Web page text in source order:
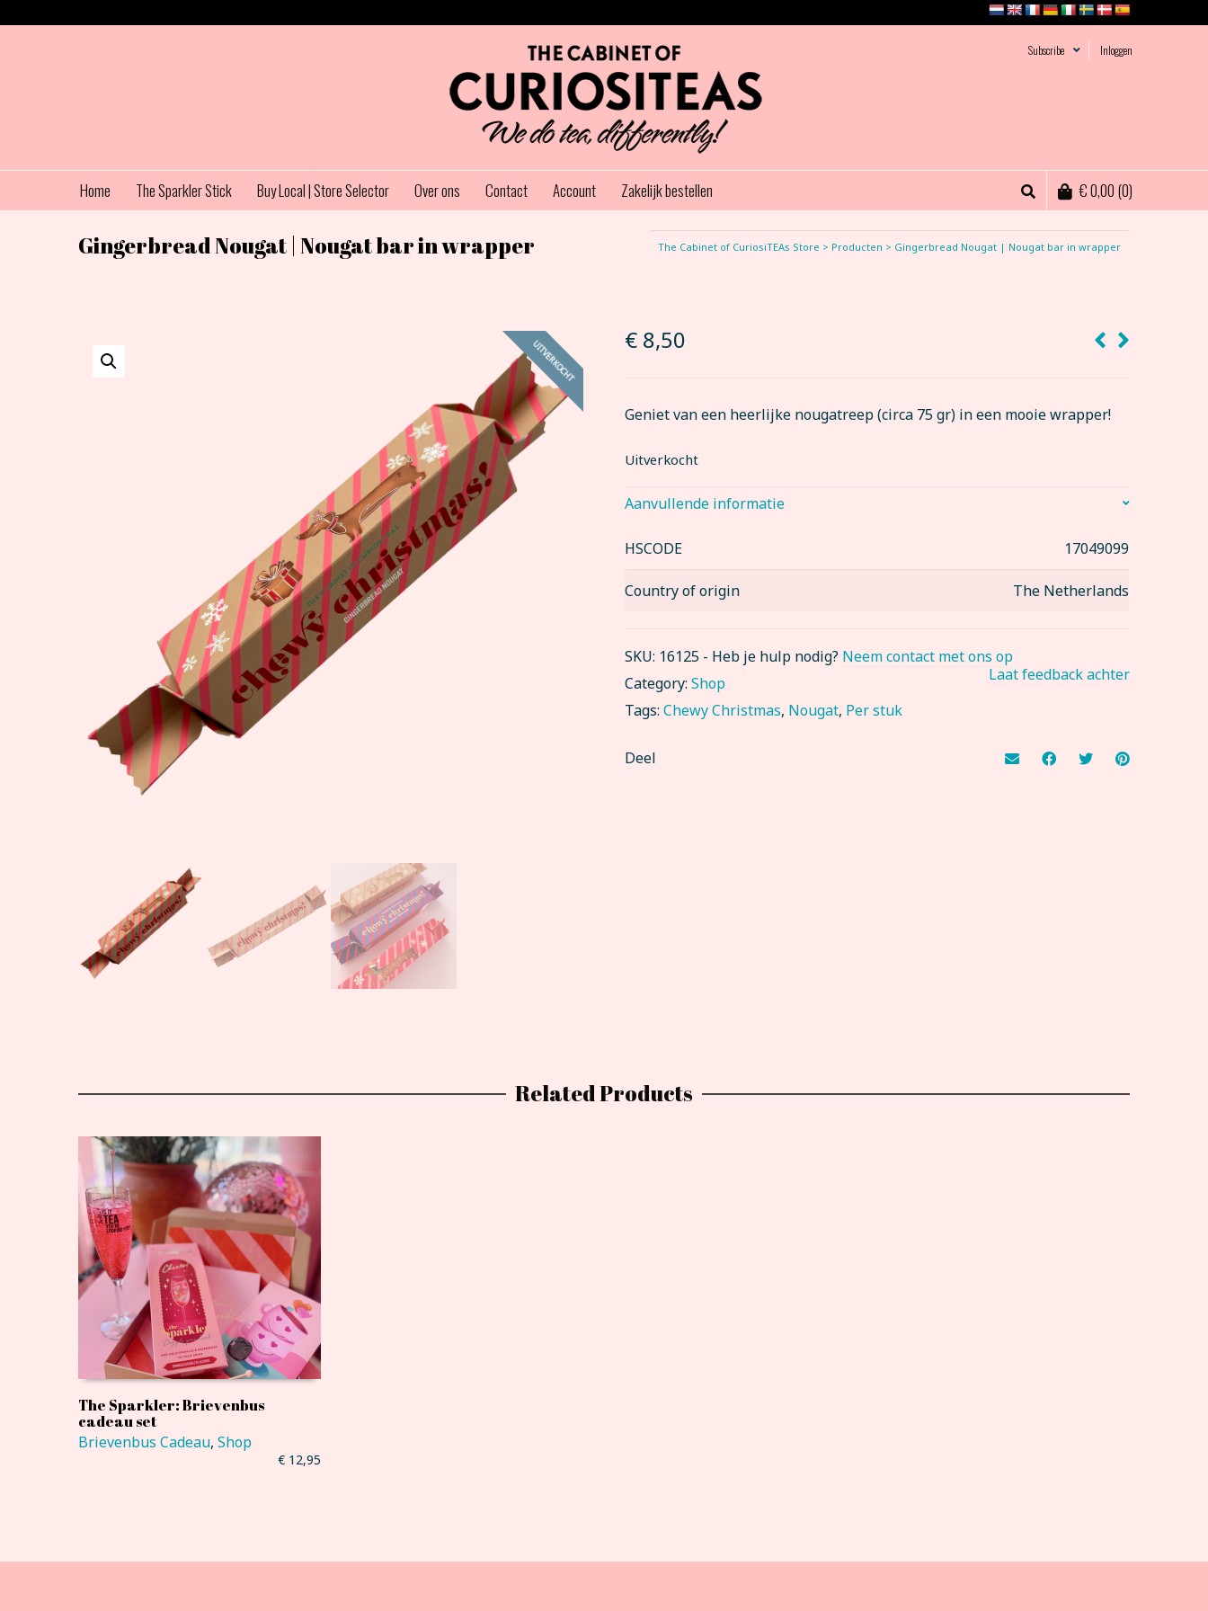
Subscribe Inloggen
Home The Sparkler Stick Buy Local | Store Selector Over ons Contact Account Zakelijk bestellen €0,00 (0)
Gingerbread Nougat | Nougat bar in wrapper The Cabinet of CuriosiTEAs Store > Producten > Gingerbread Nougat | Nougat bar in wrapper
UITVERKOCHT € 8,50
Geniet van een heerlijke nougatreep (circa 75 gr) in een mooie wrapper!
Uitverkocht
Aanvullende informatie
HSCODE 17049099
Country of origin The Netherlands
SKU: 16125 - Heb je hulp nodig? Neem contact met ons op
Laat feedback achter
Category:Shop
Tags:Chewy Christmas, Nougat, Per stuk
Deel
Related Products
The Sparkler: Brievenbus
cadeau set
Brievenbus Cadeau, Shop
€ 12,95